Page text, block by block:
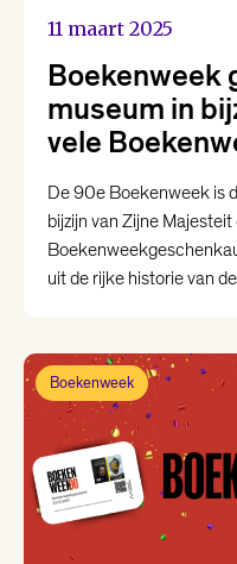
11 maart 2025
Boekenweek
museum in
vele
De 90e Boekenweek is
bijzijn van Zijne
uit de rijke historie van
Boekenweek